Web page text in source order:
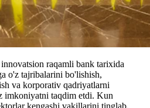
raqamli bank tarixida
o'z tajribalarini bo'lishish,
va korporativ qadriyatlarni
imkoniyatni taqdim etdi. Kun
kengashi vakillarini tinglab,